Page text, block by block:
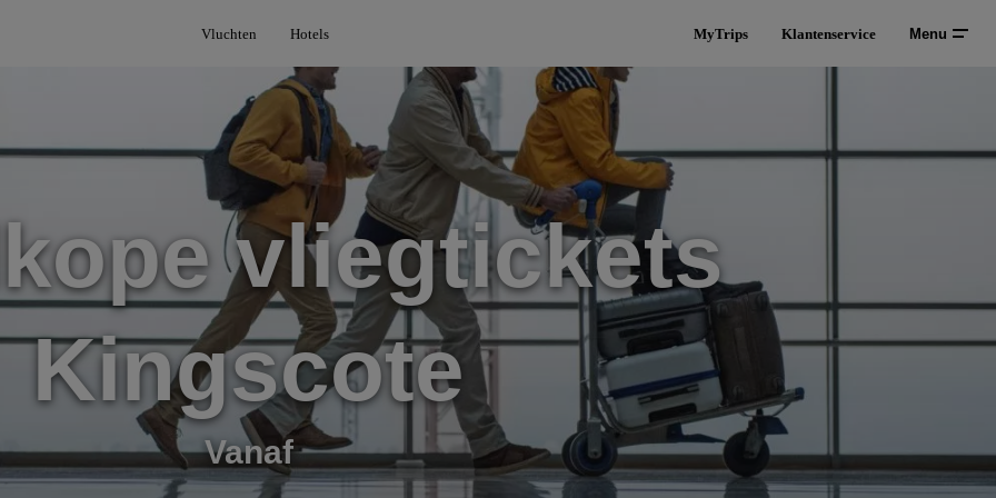
Vluchten Hotels MyTrips Klantenservice Menu
vliegtickets
Kingscote
Vanaf